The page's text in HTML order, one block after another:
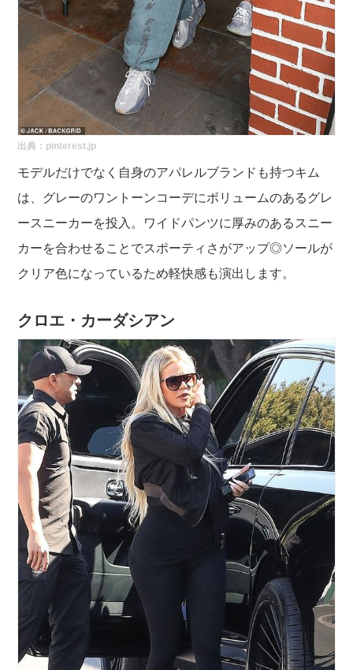
出典：pinterest.jp
モデルだけでなく自身のアパレルブランドも持つキム
は、グレーのワントーンコーデにボリュームのあるグレ
ースニーカーを投入。ワイドパンツに厚みのあるスニー
カーを合わせることでスポーティさがアップ◎ソールが
クリア色になっているため軽快感も演出します。
クロエ・カーダシアン